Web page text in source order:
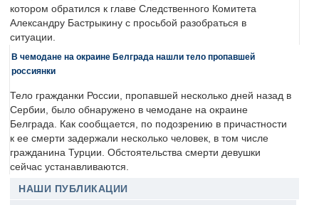
котором обратился к главе Следственного Комитета
Александру Бастрыкину с просьбой разобраться в
ситуации.
В чемодане на окраине Белграда нашли тело пропавшей
россиянки
Тело гражданки России, пропавшей несколько дней назад в
Сербии, было обнаружено в чемодане на окраине
Белграда. Как сообщается, по подозрению в причастности
к ее смерти задержали несколько человек, в том числе
гражданина Турции. Обстоятельства смерти девушки
сейчас устанавливаются.
НАШИ ПУБЛИКАЦИИ